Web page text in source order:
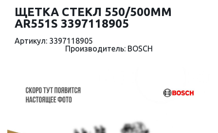
ЩЕТКА СТЕКЛ 550/500ММ
AR551S 3397118905
Артикул: 3397118905
Производитель: BOSCH